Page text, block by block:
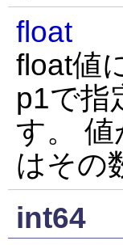
float
float値
p1で指
す。 値
はその
int64